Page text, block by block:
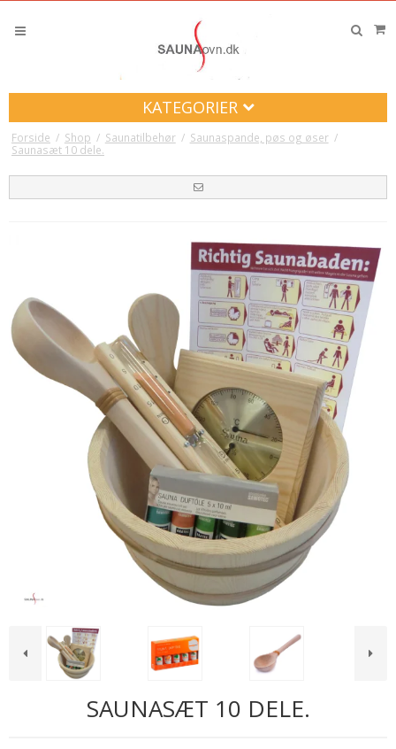
KATEGORIER
Forside / Shop / Saunatilbehør / Saunaspande, pøs og øser /
Saunasæt 10 dele.
SAUNASÆT 10 DELE.